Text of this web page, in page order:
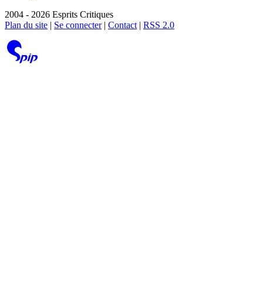
2004 - 2026 Esprits Critiques
Plan du site | Se connecter| Contact | RSS 2.0